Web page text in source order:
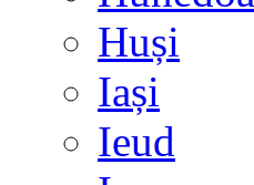
Huși
Iași
Ieud